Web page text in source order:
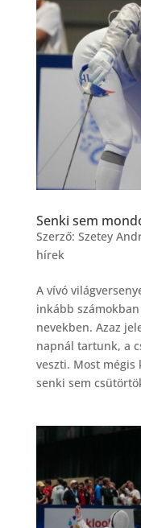
Senki sem
Szerző: Szetey
hírek
A vívó
inkább
nevekben. Azaz
napnál tartunk, a
veszti. Most
senki sem